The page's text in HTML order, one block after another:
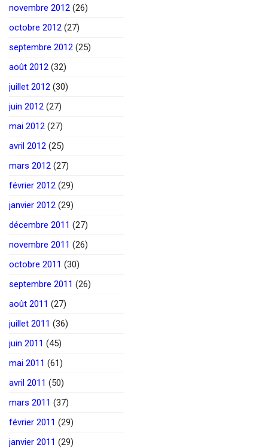
novembre 2012 (26)
octobre 2012 (27)
septembre 2012 (25)
août 2012 (32)
juillet 2012 (30)
juin 2012 (27)
mai 2012 (27)
avril 2012 (25)
mars 2012 (27)
février 2012 (29)
janvier 2012 (29)
décembre 2011 (27)
novembre 2011 (26)
octobre 2011 (30)
septembre 2011 (26)
août 2011 (27)
juillet 2011 (36)
juin 2011 (45)
mai 2011 (61)
avril 2011 (50)
mars 2011 (37)
février 2011 (29)
janvier 2011 (29)